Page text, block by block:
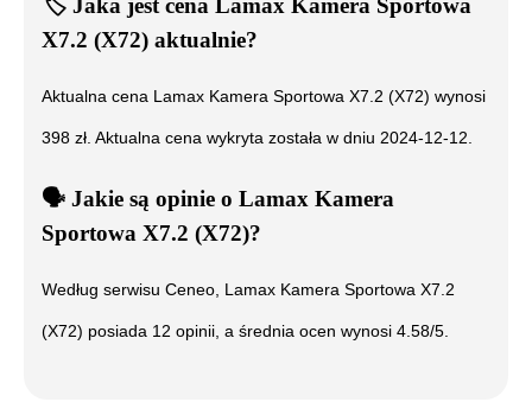
🏷️ Jaka jest cena Lamax Kamera Sportowa
X7.2 (X72) aktualnie?
Aktualna cena Lamax Kamera Sportowa X7.2 (X72) wynosi
398 zł. Aktualna cena wykryta została w dniu 2024-12-12
🗣️ ️ Jakie są opinie o Lamax Kamera
Sportowa X7.2 (X72)?
Według serwisu Ceneo, Lamax Kamera Sportowa X7.2
(X72) posiada 12 opinii, a średnia ocen wynosi 4.58/5.